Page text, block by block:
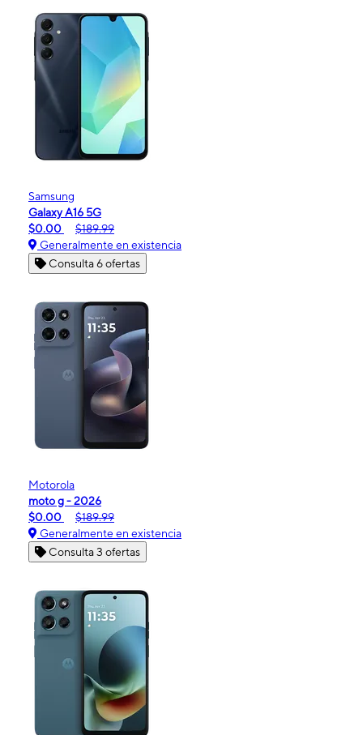
Samsung
Galaxy A16 5G
$0.00
$189.99
Generalmente en existencia
Consulta 6 ofertas
Motorola
moto g - 2026
$0.00
$189.99
Generalmente en existencia
Consulta 3 ofertas